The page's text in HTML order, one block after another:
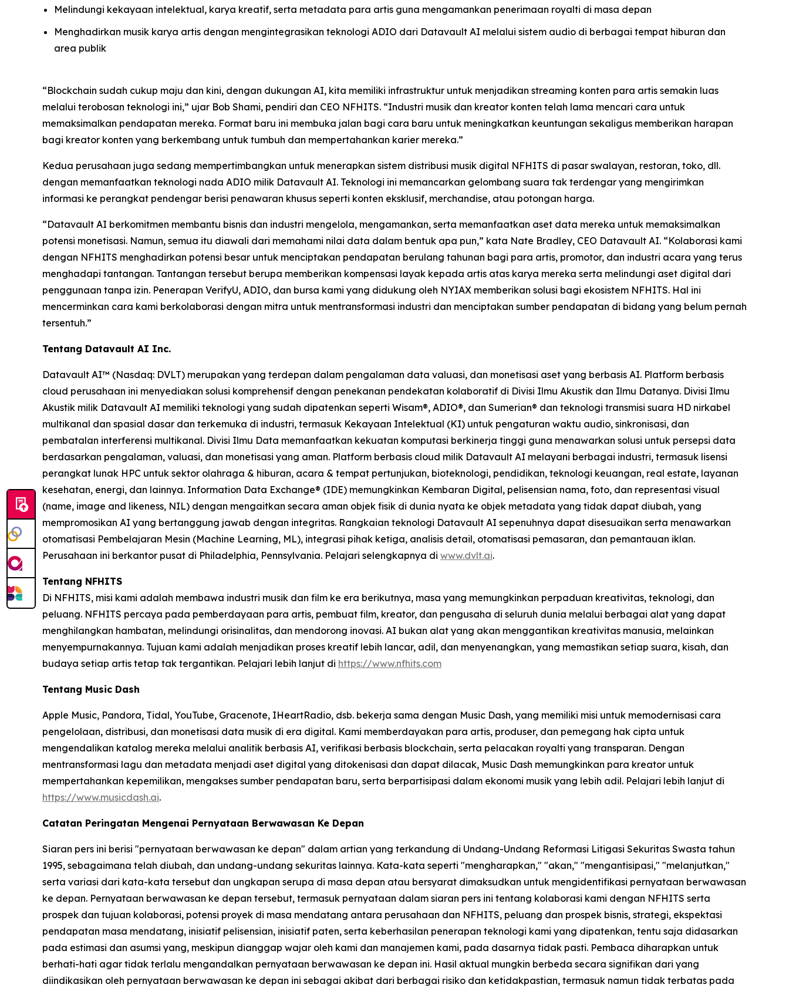
Melindungi kekayaan intelektual, karya kreatif, serta metadata para artis guna mengamankan penerimaan royalti di masa depan
Menghadirkan musik karya artis dengan mengintegrasikan teknologi ADIO dari Datavault AI melalui sistem audio di berbagai tempat hiburan dan
area publik
“Blockchain sudah cukup maju dan kini, dengan dukungan AI, kita memiliki infrastruktur untuk menjadikan streaming konten para artis semakin luas
melalui terobosan teknologi ini,” ujar Bob Shami, pendiri dan CEO NFHITS. “Industri musik dan kreator konten telah lama mencari cara untuk
memaksimalkan pendapatan mereka. Format baru ini membuka jalan bagi cara baru untuk meningkatkan keuntungan sekaligus memberikan harapan
bagi kreator konten yang berkembang untuk tumbuh dan mempertahankan karier mereka.”
Kedua perusahaan juga sedang mempertimbangkan untuk menerapkan sistem distribusi musik digital NFHITS di pasar swalayan, restoran, toko, dll.
dengan memanfaatkan teknologi nada ADIO milik Datavault AI. Teknologi ini memancarkan gelombang suara tak terdengar yang mengirimkan
informasi ke perangkat pendengar berisi penawaran khusus seperti konten eksklusif, merchandise, atau potongan harga.
“Datavault AI berkomitmen membantu bisnis dan industri mengelola, mengamankan, serta memanfaatkan aset data mereka untuk memaksimalkan
potensi monetisasi. Namun, semua itu diawali dari memahami nilai data dalam bentuk apa pun,” kata Nate Bradley, CEO Datavault AI. “Kolaborasi kami
dengan NFHITS menghadirkan potensi besar untuk menciptakan pendapatan berulang tahunan bagi para artis, promotor, dan industri acara yang terus
menghadapi tantangan. Tantangan tersebut berupa memberikan kompensasi layak kepada artis atas karya mereka serta melindungi aset digital dari
penggunaan tanpa izin. Penerapan VerifyU, ADIO, dan bursa kami yang didukung oleh NYIAX memberikan solusi bagi ekosistem NFHITS. Hal ini
mencerminkan cara kami berkolaborasi dengan mitra untuk mentransformasi industri dan menciptakan sumber pendapatan di bidang yang belum pernah
tersentuh.”
Tentang Datavault AI Inc.
Datavault AI™ (Nasdaq: DVLT) merupakan yang terdepan dalam pengalaman data valuasi, dan monetisasi aset yang berbasis AI. Platform berbasis
cloud perusahaan ini menyediakan solusi komprehensif dengan penekanan pendekatan kolaboratif di Divisi Ilmu Akustik dan Ilmu Datanya. Divisi Ilmu
Akustik milik Datavault AI memiliki teknologi yang sudah dipatenkan seperti Wisam®, ADIO®, dan Sumerian® dan teknologi transmisi suara HD nirkabel
multikanal dan spasial dasar dan terkemuka di industri, termasuk Kekayaan Intelektual (KI) untuk pengaturan waktu audio, sinkronisasi, dan
pembatalan interferensi multikanal. Divisi Ilmu Data memanfaatkan kekuatan komputasi berkinerja tinggi guna menawarkan solusi untuk persepsi data
berdasarkan pengalaman, valuasi, dan monetisasi yang aman. Platform berbasis cloud milik Datavault AI melayani berbagai industri, termasuk lisensi
perangkat lunak HPC untuk sektor olahraga & hiburan, acara & tempat pertunjukan, bioteknologi, pendidikan, teknologi keuangan, real estate, layanan
kesehatan, energi, dan lainnya. Information Data Exchange® (IDE) memungkinkan Kembaran Digital, pelisensian nama, foto, dan representasi visual
(name, image and likeness, NIL) dengan mengaitkan secara aman objek fisik di dunia nyata ke objek metadata yang tidak dapat diubah, yang
mempromosikan AI yang bertanggung jawab dengan integritas. Rangkaian teknologi Datavault AI sepenuhnya dapat disesuaikan serta menawarkan
otomatisasi Pembelajaran Mesin (Machine Learning, ML), integrasi pihak ketiga, analisis detail, otomatisasi pemasaran, dan pemantauan iklan.
Perusahaan ini berkantor pusat di Philadelphia, Pennsylvania. Pelajari selengkapnya di www.dvlt.ai.
Tentang NFHITS
Di NFHITS, misi kami adalah membawa industri musik dan film ke era berikutnya, masa yang memungkinkan perpaduan kreativitas, teknologi, dan
peluang. NFHITS percaya pada pemberdayaan para artis, pembuat film, kreator, dan pengusaha di seluruh dunia melalui berbagai alat yang dapat
menghilangkan hambatan, melindungi orisinalitas, dan mendorong inovasi. AI bukan alat yang akan menggantikan kreativitas manusia, melainkan
menyempurnakannya. Tujuan kami adalah menjadikan proses kreatif lebih lancar, adil, dan menyenangkan, yang memastikan setiap suara, kisah, dan
budaya setiap artis tetap tak tergantikan. Pelajari lebih lanjut di https://www.nfhits.com
Tentang Music Dash
Apple Music, Pandora, Tidal, YouTube, Gracenote, IHeartRadio, dsb. bekerja sama dengan Music Dash, yang memiliki misi untuk memodernisasi cara
pengelolaan, distribusi, dan monetisasi data musik di era digital. Kami memberdayakan para artis, produser, dan pemegang hak cipta untuk
mengendalikan katalog mereka melalui analitik berbasis AI, verifikasi berbasis blockchain, serta pelacakan royalti yang transparan. Dengan
mentransformasi lagu dan metadata menjadi aset digital yang ditokenisasi dan dapat dilacak, Music Dash memungkinkan para kreator untuk
mempertahankan kepemilikan, mengakses sumber pendapatan baru, serta berpartisipasi dalam ekonomi musik yang lebih adil. Pelajari lebih lanjut di
https://www.musicdash.ai.
Catatan Peringatan Mengenai Pernyataan Berwawasan Ke Depan
Siaran pers ini berisi "pernyataan berwawasan ke depan" dalam artian yang terkandung di Undang-Undang Reformasi Litigasi Sekuritas Swasta tahun
1995, sebagaimana telah diubah, dan undang-undang sekuritas lainnya. Kata-kata seperti "mengharapkan," "akan," "mengantisipasi," "melanjutkan,"
serta variasi dari kata-kata tersebut dan ungkapan serupa di masa depan atau bersyarat dimaksudkan untuk mengidentifikasi pernyataan berwawasan
ke depan. Pernyataan berwawasan ke depan tersebut, termasuk pernyataan dalam siaran pers ini tentang kolaborasi kami dengan NFHITS serta
prospek dan tujuan kolaborasi, potensi proyek di masa mendatang antara perusahaan dan NFHITS, peluang dan prospek bisnis, strategi, ekspektasi
pendapatan masa mendatang, inisiatif pelisensian, inisiatif paten, serta keberhasilan penerapan teknologi kami yang dipatenkan, tentu saja didasarkan
pada estimasi dan asumsi yang, meskipun dianggap wajar oleh kami dan manajemen kami, pada dasarnya tidak pasti. Pembaca diharapkan untuk
berhati-hati agar tidak terlalu mengandalkan pernyataan berwawasan ke depan ini. Hasil aktual mungkin berbeda secara signifikan dari yang
diindikasikan oleh pernyataan berwawasan ke depan ini sebagai akibat dari berbagai risiko dan ketidakpastian, termasuk namun tidak terbatas pada